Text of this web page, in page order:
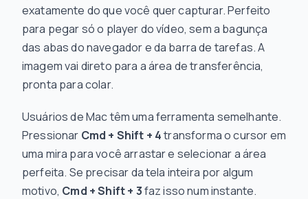
exatamente do que você quer capturar. Perfeito
para pegar só o player do vídeo, sem a bagunça
das abas do navegador e da barra de tarefas. A
imagem vai direto para a área de transferência,
pronta para colar.
Usuários de Mac têm uma ferramenta semelhante.
Pressionar Cmd + Shift + 4transforma o cursor em
uma mira para você arrastar e selecionar a área
perfeita. Se precisar da tela inteira por algum
motivo, Cmd + Shift + 3faz isso num instante.